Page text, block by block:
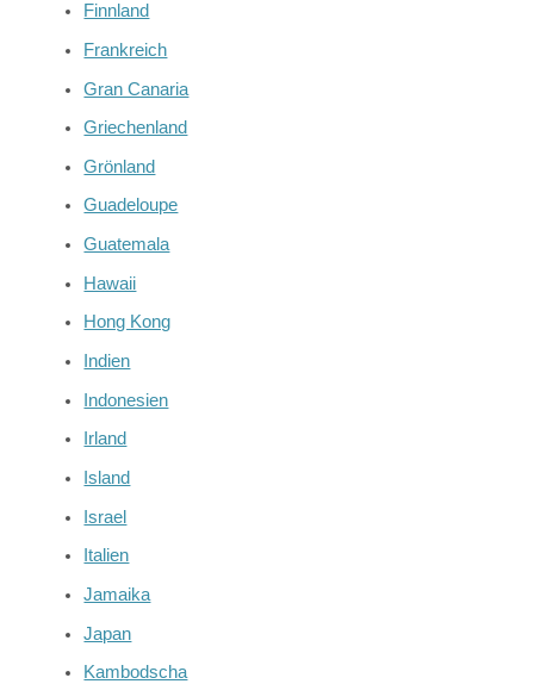
Finnland
Frankreich
Gran Canaria
Griechenland
Grönland
Guadeloupe
Guatemala
Hawaii
Hong Kong
Indien
Indonesien
Irland
Island
Israel
Italien
Jamaika
Japan
Kambodscha